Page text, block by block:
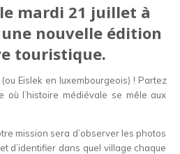
mardi 21 juillet à
nouvelle édition
touristique.
Eislek en luxembourgeois) ! Partez
où l’histoire médiévale se mêle aux
mission sera d’observer les photos
d’identifier dans quel village chaque